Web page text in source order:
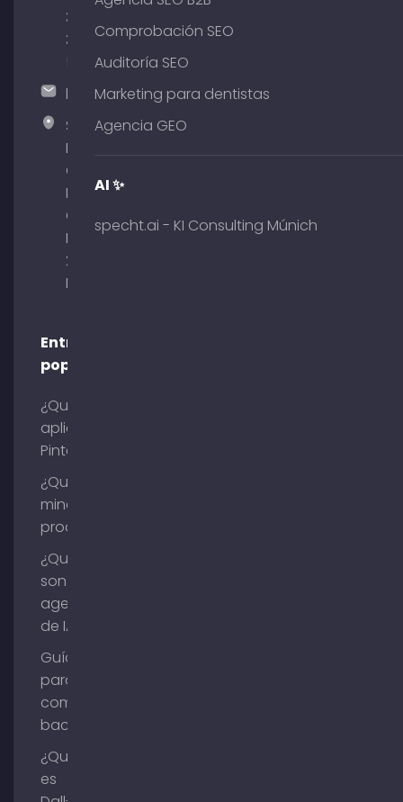
380
375
hallo@timospecht.de
Specht
Marketing
GmbH –
Palais am
Obelisk
Briennerstr.
29 80333
Múnich
Entradas
populares
¿Qué es la
aplicación
Pinterest?
¿Qué es la
minería de
procesos?
¿Qué
son los
agentes
de IA?
Guía
para
comprar
backlinks
¿Qué
es
Comprobación SEO
Auditoría SEO
Marketing para dentistas
Agencia GEO
AI ✨
specht.ai - KI Consulting Múnich